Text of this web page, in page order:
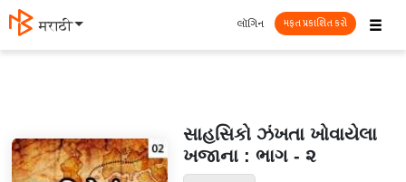
मराठी ☰
લૉગિન મફત પ્રકાશિત કરો
સાહસિકો ઝંખતા ખોવાયેલા
ખજાના : ભાગ - ૨